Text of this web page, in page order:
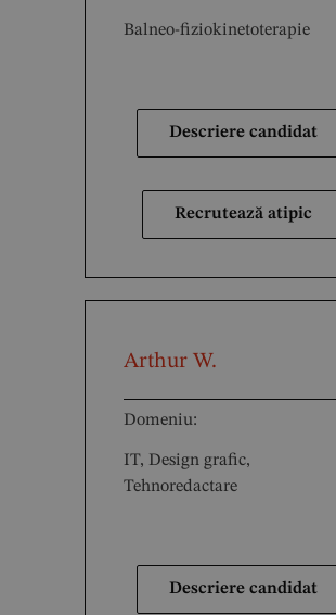
Balneo-fiziokinetoterapie
Descriere candidat
Recrutează atipic
Arthur W.
Domeniu:
IT, Design grafic,
Tehnoredactare
Descriere candidat